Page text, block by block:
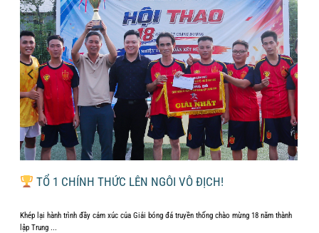
TỔ 1 CHÍNH THỨC LÊN NGÔI VÔ ĐỊCH!
Khép lại hành trình đầy cảm xúc của Giải bóng đá truyền thống chào mừng 18 năm thành
lập Trung ...